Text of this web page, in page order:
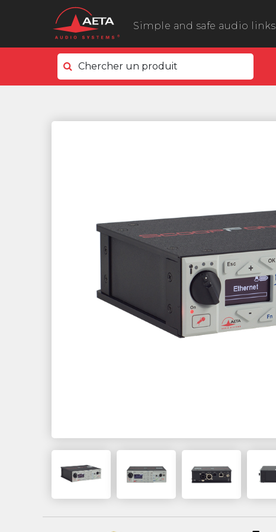
Simple and safe audio links
Chercher un produit
Côté terrain
ScoopTeam
Côté studio
Scoop 6
µScoop
ScoopFone 5G-R ScoopFone 4G-R
eScoopFone
Myscoopyflex_
Services